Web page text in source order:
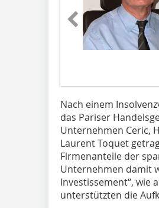
Nach einem
das Pariser
Unternehmen Ceric,
Laurent Toquet
Firmenanteile der
Unternehmen damit
Investissement“, wie
unterstützten die